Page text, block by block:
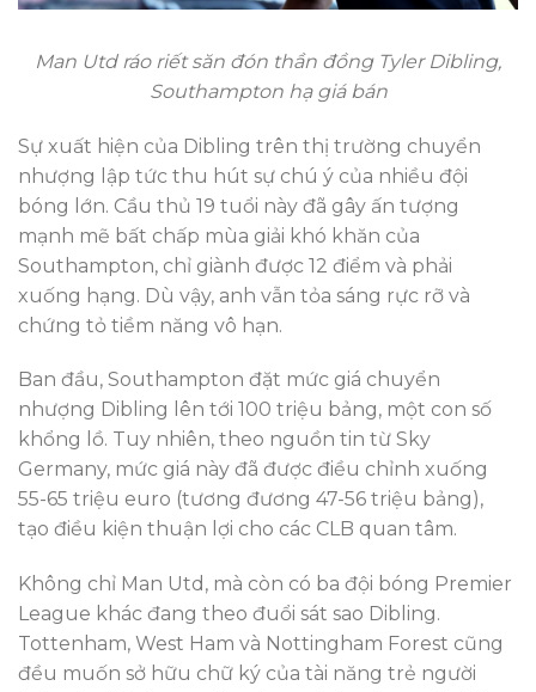
Man Utd ráo riết săn đón thần đồng Tyler Dibling,
Southampton hạ giá bán
Sự xuất hiện của Dibling trên thị trường chuyển
nhượng lập tức thu hút sự chú ý của nhiều đội
bóng lớn. Cầu thủ 19 tuổi này đã gây ấn tượng
mạnh mẽ bất chấp mùa giải khó khăn của
Southampton, chỉ giành được 12 điểm và phải
xuống hạng. Dù vậy, anh vẫn tỏa sáng rực rỡ và
chứng tỏ tiềm năng vô hạn.
Ban đầu, Southampton đặt mức giá chuyển
nhượng Dibling lên tới 100 triệu bảng, một con số
khổng lồ. Tuy nhiên, theo nguồn tin từ Sky
Germany, mức giá này đã được điều chỉnh xuống
55-65 triệu euro (tương đương 47-56 triệu bảng),
tạo điều kiện thuận lợi cho các CLB quan tâm.
Không chỉ Man Utd, mà còn có ba đội bóng Premier
League khác đang theo đuổi sát sao Dibling.
Tottenham, West Ham và Nottingham Forest cũng
đều muốn sở hữu chữ ký của tài năng trẻ người